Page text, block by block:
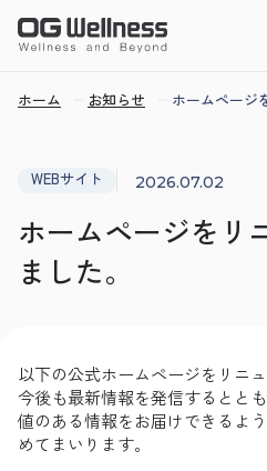
ホーム お知らせ ホームページ
WEBサイト 2026.07.02
ホームページをリ
ました。
以下の公式ホームページをリニ
今後も最新情報を発信するとと
値のある情報をお届けできるよ
めてまいります。